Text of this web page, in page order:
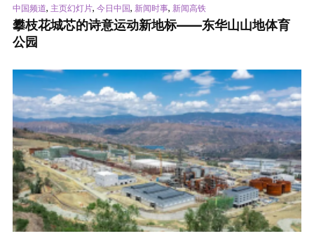
中国频道, 主页幻灯片, 今日中国, 新闻时事, 新闻高铁
攀枝花城芯的诗意运动新地标——东华山山地体育
公园